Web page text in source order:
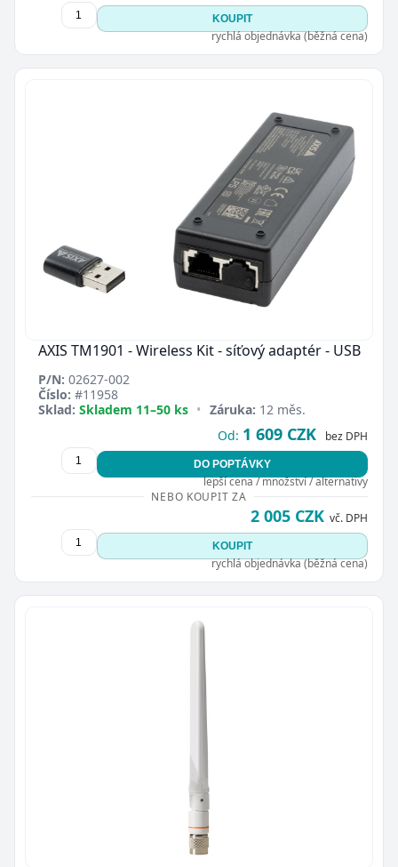
KOUPIT
rychlá objednávka (běžná cena)
AXIS TM1901 - Wireless Kit - síťový adaptér - USB
P/N: 02627-002
Číslo: #11958
Sklad: Skladem 11–50 ks • Záruka: 12 měs.
Od: 1 609 CZK bez DPH
DO POPTÁVKY
lepší cena / množství / alternativy
NEBO KOUPIT ZA
2 005 CZK vč. DPH
KOUPIT
rychlá objednávka (běžná cena)